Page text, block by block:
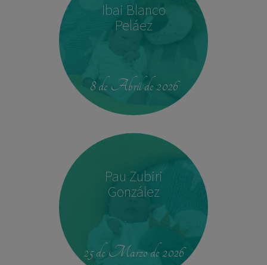
Ibai Blanco
Peláez
8 de Abril de 2026
Pau Zubiri
González
25 de Marzo de 2026